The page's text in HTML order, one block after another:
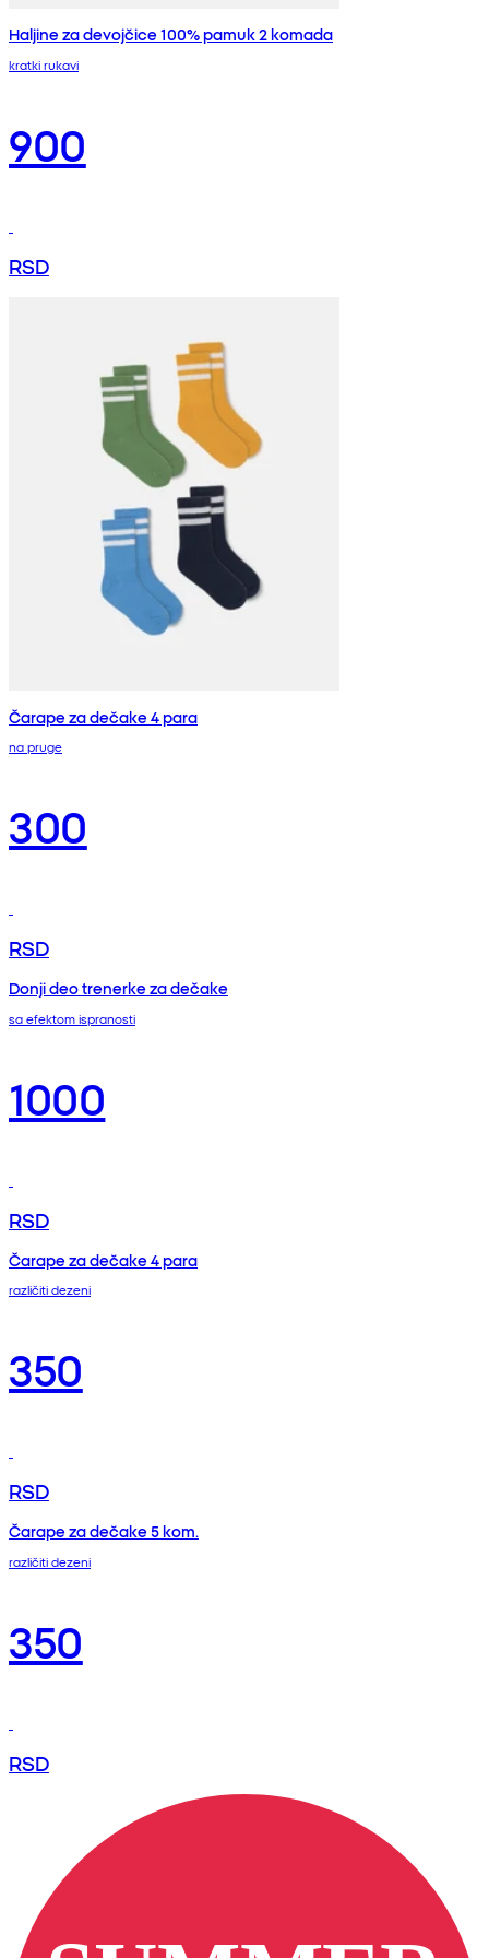
Haljine za devojčice 100% pamuk 2 komada
kratki rukavi
900
RSD
Čarape za dečake 4 para
na pruge
300
RSD
Donji deo trenerke za dečake
sa efektom ispranosti
1000
RSD
Čarape za dečake 4 para
različiti dezeni
350
RSD
Čarape za dečake 5 kom.
različiti dezeni
350
RSD